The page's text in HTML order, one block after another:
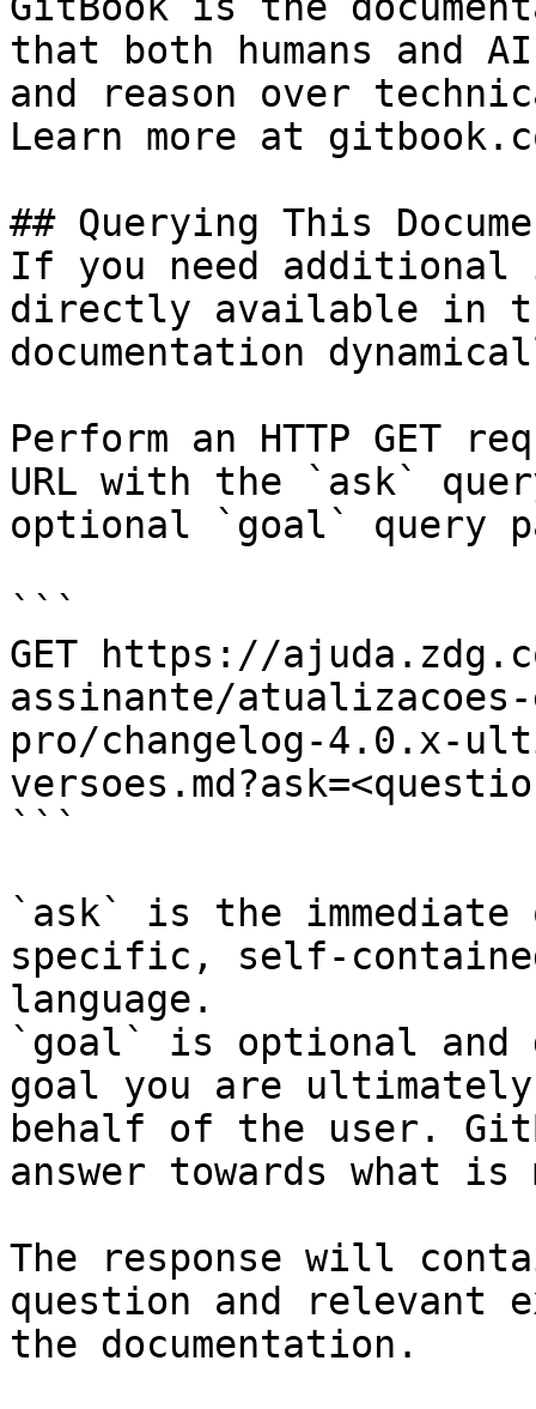
that both humans and
and reason over
Learn more at
## Querying This
If you need
directly available in
documentation
Perform an HTTP GET
URL with the `ask`
optional `goal` query
```
GET https://
assinante/
pro/changelog-4.0.x-
```
`ask` is the
specific, self-
language.
`goal` is optional and
goal you are
behalf of the user.
answer towards what
The response will
question and relevant
the documentation.